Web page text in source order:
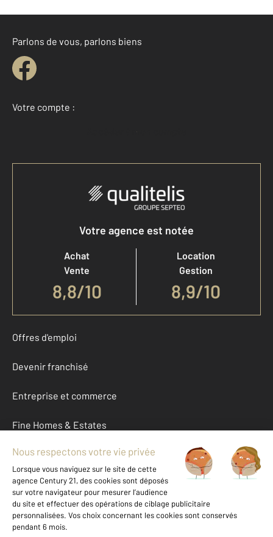
Parlons de vous, parlons biens
Votre compte :
Accéder à mon compte
Votre agence est notée
Achat
Vente
8,8/10
Location
Gestion
8,9/10
Offres d'emploi
Devenir franchisé
Entreprise et commerce
Fine Homes & Estates
À propos
International
Nous contacter